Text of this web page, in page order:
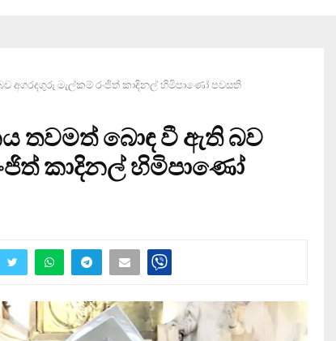
අගරදගුරු මැල්කම් රංජිත් කාදිනල් හිමිපාණෝ පවසති
තවමත් බොඳ වී ඇති බව
කාදිනල් හිමිපාණෝ